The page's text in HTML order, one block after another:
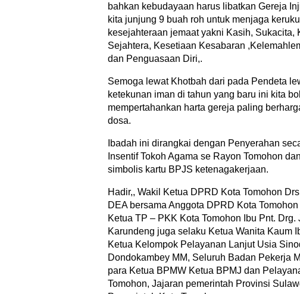
bahkan kebudayaan harus libatkan Gereja
kita junjung 9 buah roh untuk menjaga
kesejahteraan jemaat yakni Kasih, Sukacita,
Sejahtera, Kesetiaan Kesabaran
dan Penguasaan Diri,.
Semoga lewat Khotbah dari pada Pendeta
ketekunan iman di tahun yang baru ini kita
mempertahankan harta gereja paling
dosa.
Ibadah ini dirangkai dengan Penyerahan
Insentif Tokoh Agama se Rayon Tomohon
simbolis kartu BPJS ketenagakerjaan.
Hadir,, Wakil Ketua DPRD Kota Tomohon
DEA bersama Anggota DPRD Kota
Ketua TP – PKK Kota Tomohon Ibu Pnt. Drg.
Karundeng juga selaku Ketua Wanita Kaum
Ketua Kelompok Pelayanan Lanjut Usia
Dondokambey MM, Seluruh Badan Pekerja
para Ketua BPMW Ketua BPMJ dan
Tomohon, Jajaran pemerintah Provinsi